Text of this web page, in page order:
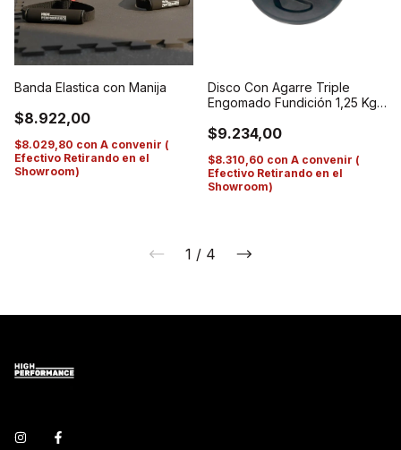
Banda Elastica con Manija
$8.922,00
$8.029,80 con A convenir (
Efectivo Retirando en el
Showroom)
Disco Con Agarre Triple
Engomado Fundición 1,25 Kg
$9.234,00
$8.310,60 con A convenir (
Efectivo Retirando en el
Showroom)
1 / 4